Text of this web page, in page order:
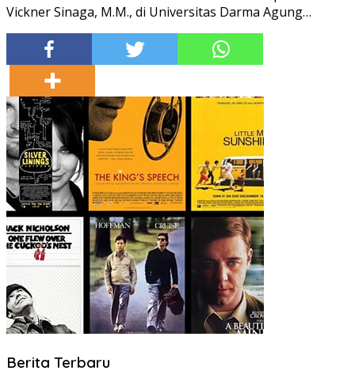
Vickner Sinaga, M.M., di Universitas Darma Agung…
Berita Terbaru